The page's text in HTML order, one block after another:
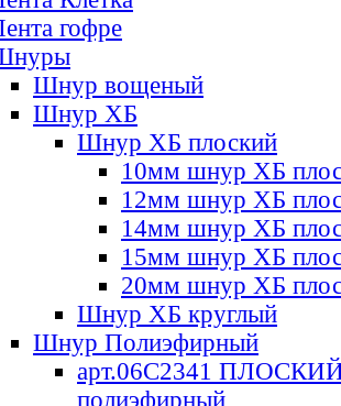
гофре
Шнур вощеный
Шнур ХБ
Шнур ХБ плоский
10мм шнур ХБ
12мм шнур ХБ
14мм шнур ХБ
15мм шнур ХБ
20мм шнур ХБ
Шнур ХБ круглый
Шнур Полиэфирный
арт.06С2341
полиэфирный